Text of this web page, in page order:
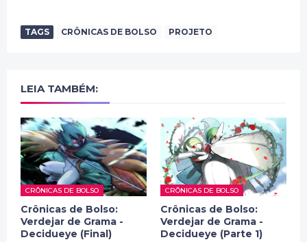
TAGS CRÔNICAS DE BOLSO PROJETO
LEIA TAMBÉM:
CRÔNICAS DE BOLSO
Crônicas de Bolso:
Verdejar de Grama -
Decidueye (Final)
CRÔNICAS DE BOLSO
Crônicas de Bolso:
Verdejar de Grama -
Decidueye (Parte 1)